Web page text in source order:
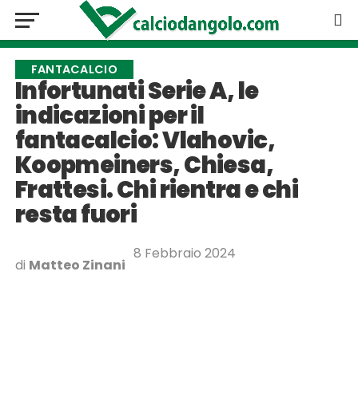
FANTACALCIO
Infortunati Serie A, le
indicazioni per il
fantacalcio: Vlahovic,
Koopmeiners, Chiesa,
Frattesi. Chi rientra e chi
resta fuori
di Matteo Zinani
8 Febbraio 2024